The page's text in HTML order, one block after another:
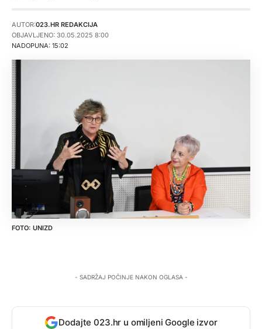
NADOPUNA: 15:02
AUTOR:023.HR REDAKCIJA
OBJAVLJENO: 30.05.2025 8:00
UNIZD
- SADRŽAJ POČINJE NAKON OGLASA -
Dodajte 023.hr u omiljeni Google izvor